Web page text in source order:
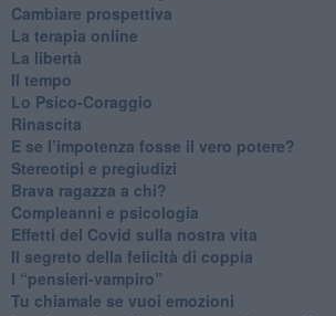
​Cambiare prospettiva
La terapia online
La libertà
​Il tempo
​Lo Psico-Coraggio
Rinascita
​E se l’impotenza fosse il vero potere?
Stereotipi e pregiudizi
​Brava ragazza a chi?
​Compleanni e psicologia
Effetti del Covid sulla nostra vita
Il segreto della felicità di coppia
​I “pensieri-vampiro”
​Tu chiamale se vuoi emozioni